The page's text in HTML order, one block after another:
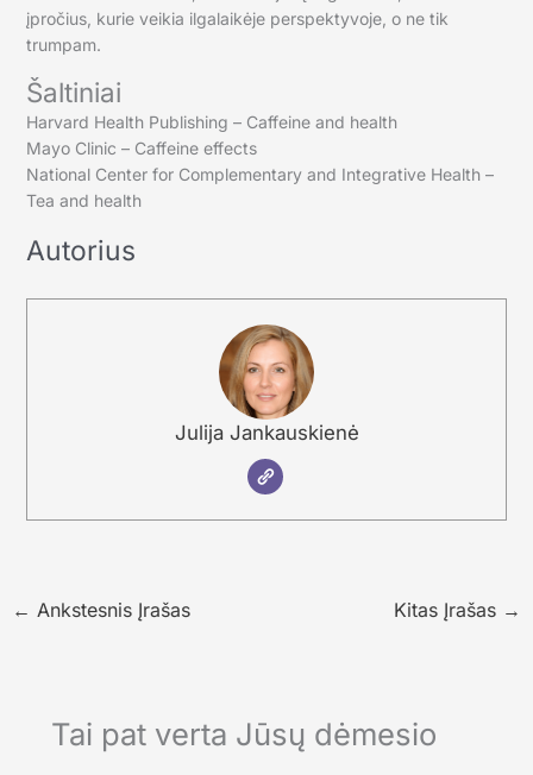
įpročius, kurie veikia ilgalaikėje perspektyvoje, o ne tik
trumpam.
Šaltiniai
Harvard Health Publishing – Caffeine and health
Mayo Clinic – Caffeine effects
National Center for Complementary and Integrative Health –
Tea and health
Autorius
Julija Jankauskienė
← Ankstesnis Įrašas Kitas Įrašas →
Tai pat verta Jūsų dėmesio